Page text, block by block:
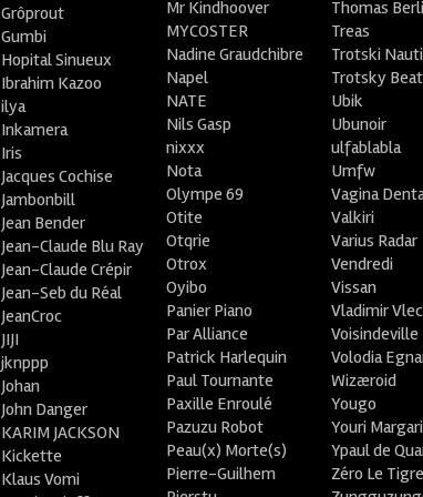
Grôprout
Gumbi
Hopital Sinueux
Ibrahim Kazoo
ilya
Inkamera
Iris
Jacques Cochise
Jambonbill
Jean Bender
Jean-Claude Blu Ray
Jean-Claude Crépir
Jean-Seb du Réal
JeanCroc
JIJI
jknppp
Johan
John Danger
KARIM JACKSON
Kickette
Klaus Vomi
Mr Kindhoover
MYCOSTER
Nadine Graudchibre
Napel
NATE
Nils Gasp
nixxx
Nota
Olympe 69
Otite
Otqrie
Otrox
Oyibo
Panier Piano
Par Alliance
Patrick Harlequin
Paul Tournante
Paxille Enroulé
Pazuzu Robot
Peau(x) Morte(s)
Pierre-Guilhem
Thomas
Treas
Trotski
Trotsky Beat
Ubik
Ubunoir
ulfablabla
Umfw
Vagina
Valkiri
Varius Radar
Vendredi
Vissan
Vladimir
Voisindeville
Volodia
Wizæroid
Yougo
Youri
Ypaul de
Zéro Le Tigre